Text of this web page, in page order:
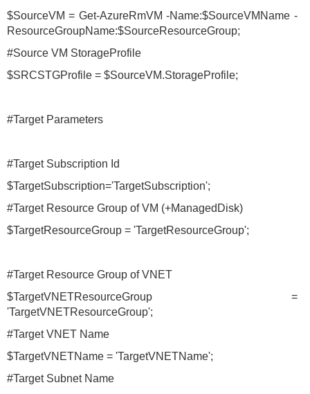
$SourceVM = Get-AzureRmVM -Name:$SourceVMName -
ResourceGroupName:$SourceResourceGroup;
#Source VM StorageProfile
$SRCSTGProfile = $SourceVM.StorageProfile;
#Target Parameters
#Target Subscription Id
$TargetSubscription='TargetSubscription';
#Target Resource Group of VM (+ManagedDisk)
$TargetResourceGroup = 'TargetResourceGroup';
#Target Resource Group of VNET
$TargetVNETResourceGroup =
'TargetVNETResourceGroup';
#Target VNET Name
$TargetVNETName = 'TargetVNETName';
#Target Subnet Name